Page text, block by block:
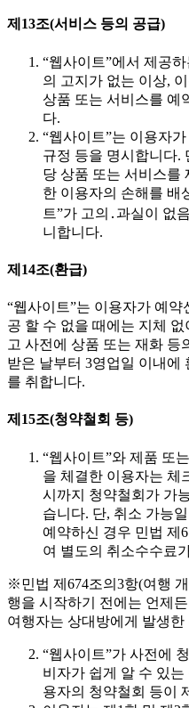
제13조(서비스 등의 공급)
“웹사이트”에서 제공
의 고지가 없는 이상,
상품 또는 서비스를 예
다.
“웹사이트”는 이용자
규정 등을 명시합니다.
당 상품 또는 서비스를
한 이용자의 손해를 배
트”가 고의․과실이 없
니합니다.
제14조(환급)
“웹사이트”는 이용자가 예약
공 할 수 없을 때에는 지체
고 사전에 상품 또는 재화 등
받은 날부터 3영업일 이내에
를 취합니다.
제15조(청약철회 등)
“웹사이트”와 제품 또
을 체결한 이용자는 체
시까지 청약철회가 가
습니다. 단, 취소 가능
예약하신 경우 민법 제
여 별도의 취소수수료
※민법 제674조의3항(여행
행을 시작하기 전에는 언제
여행자는 상대방에게 발생
“웹사이트”가 사전에
비자가 쉽게 알 수 있는
용자의 청약철회 등이